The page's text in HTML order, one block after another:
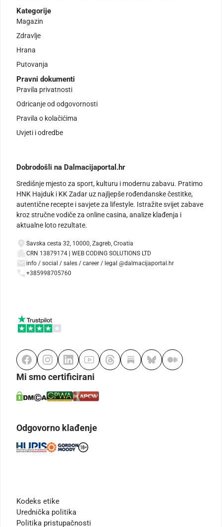
Kategorije
Magazin
Zdravlje
Hrana
Putovanja
Pravni dokumenti
Pravila privatnosti
Odricanje od odgovornosti
Pravila o kolačićima
Uvjeti i odredbe
Dobrodošli na Dalmacijaportal.hr
Središnje mjesto za sport, kulturu i modernu zabavu. Pratimo
HNK Hajduk i KK Zadar uz najljepše rođendanske čestitke,
autentične recepte i savjete za lifestyle. Istražite svijet zabave
kroz stručne vodiče za online casina, analize klađenja i
aktualne loto rezultate.
Savska cesta 32, 10000, Zagreb, Croatia
CRN 13879174 | WEB CODING SOLUTIONS LTD
info / social / sales / career / legal @dalmacijaportal.hr
+385998705760
Mi smo certificirani
Odgovorno klađenje
Kodeks etike
Urednička politika
Politika pristupačnosti